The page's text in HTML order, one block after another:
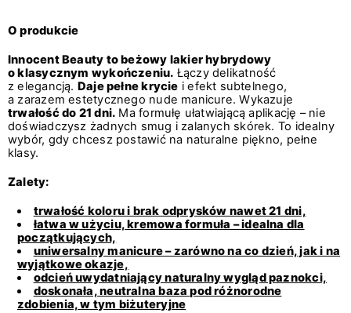
O produkcie
Innocent Beauty to beżowy lakier hybrydowy
o klasycznym wykończeniu. Łączy delikatność
z elegancją. Daje pełne krycie i efekt subtelnego,
a zarazem estetycznego nude manicure. Wykazuje
trwałość do 21 dni. Ma formułę ułatwiającą aplikację – nie
doświadczysz żadnych smug i zalanych skórek. To idealny
wybór, gdy chcesz postawić na naturalne piękno, pełne
klasy.
Zalety:
trwałość koloru i brak odprysków nawet 21 dni,
łatwa w użyciu, kremowa formuła – idealna dla
początkujących,
uniwersalny manicure – zarówno na co dzień, jak i na
wyjątkowe okazje,
odcień uwydatniający naturalny wygląd paznokci,
doskonała, neutralna baza pod różnorodne
zdobienia, w tym biżuteryjne